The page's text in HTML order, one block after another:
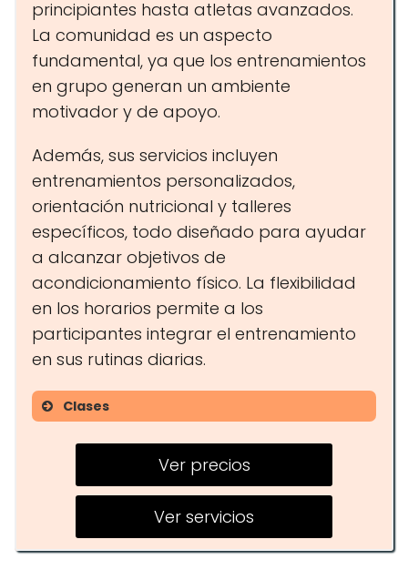
principiantes hasta atletas avanzados.
La comunidad es un aspecto
fundamental, ya que los entrenamientos
en grupo generan un ambiente
motivador y de apoyo.
Además, sus servicios incluyen
entrenamientos personalizados,
orientación nutricional y talleres
específicos, todo diseñado para ayudar
a alcanzar objetivos de
acondicionamiento físico. La flexibilidad
en los horarios permite a los
participantes integrar el entrenamiento
en sus rutinas diarias.
Clases
Entrenamientos en grupo
Clases de técnica
Sesiones de fuerza y potencia
Ver precios
Ver servicios